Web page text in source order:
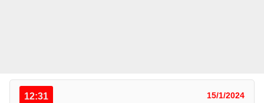
12:31 15/1/2024